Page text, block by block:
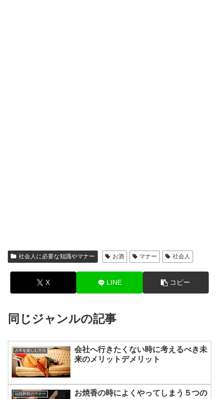
社会人に必要な知識やマナー お酒 マナー 社会人
X LINE コピー
同じジャンルの記事
人生を楽しむ方法
会社へ行きたくない時に考えるべき未
来のメリットデメリット
冠婚葬祭のマナー
お焼香の時によくやってしまう５つの